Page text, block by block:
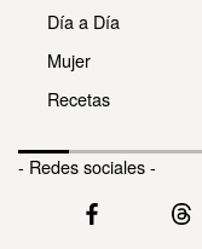
Día a Día
Mujer
Recetas
- Redes sociales -